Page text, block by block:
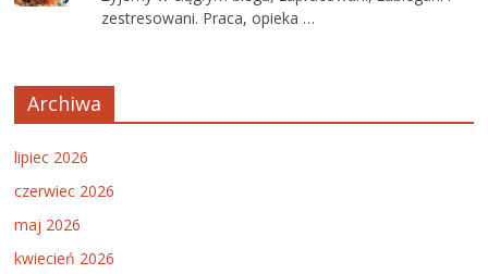
zestresowani. Praca, opieka …
Archiwa
lipiec 2026
czerwiec 2026
maj 2026
kwiecień 2026